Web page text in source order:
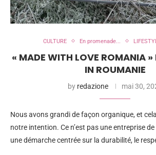
CULTURE En promenade...
« MADE WITH LOVE ROMANIA »
IN ROUMANIE
by redazione mai 30,
Nous avons grandi de façon organique, et
notre intention. Ce n’est pas une entreprise
une démarche centrée sur la durabilité, le